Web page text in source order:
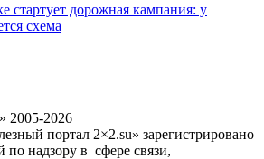
стартует дорожная кампания: у
схема
2026
портал 2×2.su» зарегистрировано
надзору в сфере связи,